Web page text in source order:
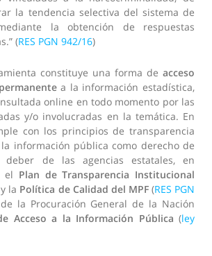
la tendencia selectiva del sistema de
la obtención de respuestas
(RES PGN 942/16)
constituye una forma de acceso
a la información estadística,
online en todo momento por las
y/o involucradas en la temática. En
con los principios de transparencia
información pública como derecho de
de las agencias estatales, en
el Plan de Transparencia Institucional
la Política de Calidad del MPF(RES PGN
la Procuración General de la Nación
Acceso a la Información Pública (ley